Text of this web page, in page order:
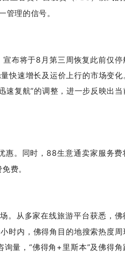
理的信号。
布将于8月第三周恢复此前仅停
快速增长及运价上行的市场变化
速复航”的调整，进一步反映出
惠。同时，88生意通卖家服务费
费。
。从多家在线旅游平台获悉，佛
时内，佛得角目的地搜索热度周
量，“佛得角+里斯本”及佛得角